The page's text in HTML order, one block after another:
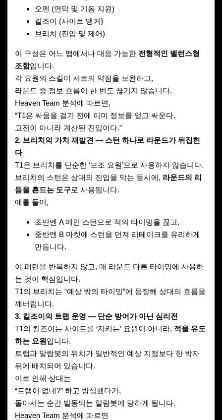
오멘 (연막 및 기동 지원)
킬조이 (사이트 앵커)
브리치 (진입 및 제어)
이 구성은 어느 맵에서나 대응 가능한 전형적인 밸런스형
조합입니다.
각 요원의 스킬이 서로의 약점을 보완하고,
라운드 중 정보 흐름이 한 번도 끊기지 않습니다.
Heaven Team 분석에 따르면,
“T1은 싸움을 걸기 전에 이미 정보를 얻고 싸운다.
교전이 아니라 계산된 진입이다.”
2. 브리치의 가치 재발견 — 스턴 하나로 라운드가 뒤집힌
다
T1은 브리치를 단순한 ‘보조 요원’으로 사용하지 않습니다.
브리치의 스턴은 상대의 진입을 막는 동시에, 라운드의 리
듬을 흔드는 도구로 사용됩니다.
예를 들어,
초반엔 A 메인 스턴으로 적의 타이밍을 끊고,
중반엔 B 마켓에 스턴을 던져 리테이크를 유리하게
만듭니다.
이 패턴을 반복하지 않고, 매 라운드 다른 타이밍에 사용하
는 것이 핵심입니다.
T1의 브리치는 “예상 밖의 타이밍”에 등장해 상대의 흐름을
깨버립니다.
3. 킬조이의 트랩 운영 — 단순 방어가 아닌 심리전
T1의 킬조이는 사이트를 ‘지키는’ 요원이 아니라, 적을 유도
하는 요원입니다.
트랩과 알람봇의 위치가 일반적인 예상 지점보다 한 박자
뒤에 배치되어 있습니다.
이로 인해 상대는
“트랩이 없네?” 하고 방심했다가,
돌아서는 순간 발동되는 알람봇에 당하게 됩니다.
Heaven Team 분석에 따르면